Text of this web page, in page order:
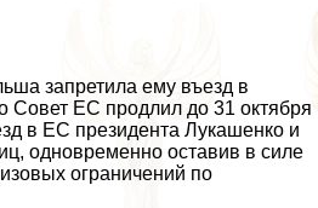
запретила ему въезд в
Совет ЕС продлил до 31 октября
в ЕС президента Лукашенко и
одновременно оставив в силе
ограничений по